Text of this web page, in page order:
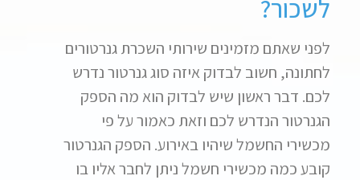
לשכור?
לפני שאתם מזמינים שירותי השכרת גנרטורים
לחתונה, חשוב לבדוק איזה סוג גנרטור נדרש
לכם. דבר ראשון שיש לבדוק הוא מה הספק
הגנרטור הנדרש לכם וזאת כאמור על פי
מכשירי החשמל שיהיו באירוע. הספק הגנרטור
קובע כמה מכשירי חשמל ניתן לחבר אליו בו